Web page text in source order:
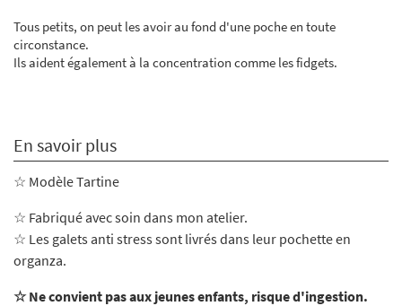
Tous petits, on peut les avoir au fond d'une poche en toute
circonstance.
Ils aident également à la concentration comme les fidgets.
En savoir plus
☆ Modèle Tartine
☆ Fabriqué avec soin dans mon atelier.
☆ Les galets anti stress sont livrés dans leur pochette en
organza.
☆ Ne convient pas aux jeunes enfants, risque d'ingestion.